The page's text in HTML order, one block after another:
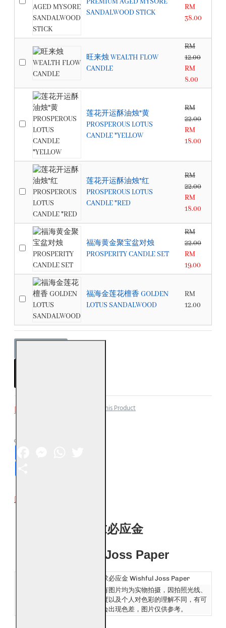
SANDALWOOD STICK
RM
38.00
旺来烛 WEALTH FLOW
CANDLE
RM
12.00
RM
8.00
莲花开运酥油烛*黄
PROSPEROUS LOTUS
CANDLE *YELLOW
RM
22.00
RM
18.00
莲花开运酥油烛*红
PROSPEROUS LOTUS
CANDLE *RED
RM
22.00
RM
18.00
福海黄金聚宝盆对烛
PROSPERITY CANDLE SET
RM
22.00
RM
19.00
福海金莲花檀香 GOLDEN
LOTUS SANDALWOOD
RM
12.00
Compare this Product
有求必应金
Wishful Joss Paper
有求必应金 Wishful Joss Paper
所有图片均为实物拍摄，因拍照光线、
角度以及个人对色彩的理解不同，有可
能会出现色差，图片仅供参考。